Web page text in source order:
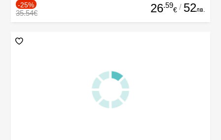
-25%
35.54€ 26.59
€ / 52лв.